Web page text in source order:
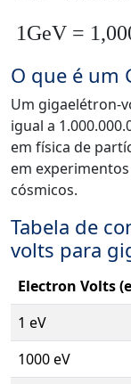
1GeV =
O que é um
Um gigaelétron-
igual a
em física de
em
cósmicos.
Tabela de
volts para
Electron Volts
1 eV
1000 eV